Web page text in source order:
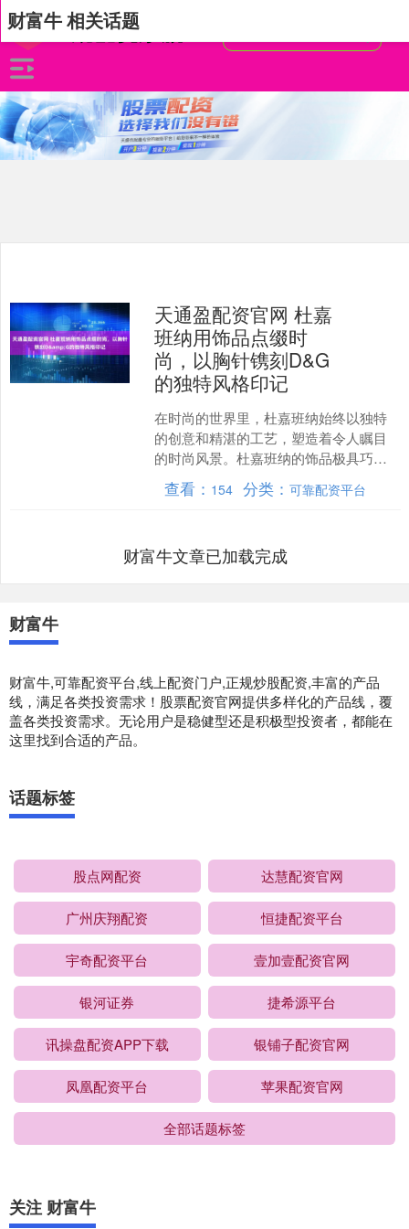
财富牛 相关话题
天通盈配资官网 杜嘉
班纳用饰品点缀时
尚，以胸针镌刻D&G
的独特风格印记
在时尚的世界里，杜嘉班纳始终以独特
的创意和精湛的工艺，塑造着令人瞩目
的时尚风景。杜嘉班纳的饰品极具巧
思，宛如灵动的音符，为时尚乐章增添
了别样的旋律。今天本文将聚....
查看： 154 分类：可靠配资平台
财富牛文章已加载完成
财富牛
财富牛,可靠配资平台,线上配资门户,正规炒股配资,丰富的产品
线，满足各类投资需求！股票配资官网提供多样化的产品线，覆
盖各类投资需求。无论用户是稳健型还是积极型投资者，都能在
这里找到合适的产品。
话题标签
股点网配资 达慧配资官网
广州庆翔配资 恒捷配资平台
宇奇配资平台 壹加壹配资官网
银河证券 捷希源平台
讯操盘配资APP下载 银铺子配资官网
凤凰配资平台 苹果配资官网
全部话题标签
关注 财富牛